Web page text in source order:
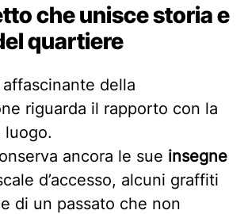
che unisce storia e
quartiere
della
riguarda il rapporto con la
luogo.
ancora le sue insegne
d’accesso, alcuni graffiti
di un passato che non